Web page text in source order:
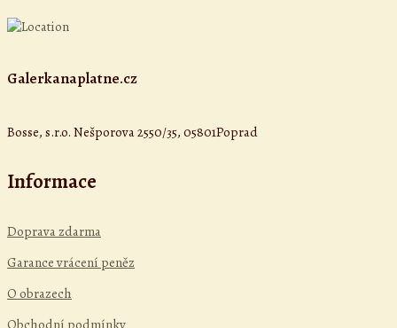
Galerkanaplatne.cz
Bosse, s.r.o. Nešporova 2550/35, 05801Poprad
Informace
Doprava zdarma
Garance vrácení peněz
O obrazech
Obchodní podmínky